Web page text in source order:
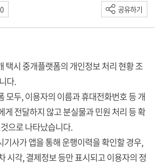
0 공유하기
택시 중개플랫폼의 개인정보 처리 현황 조
다.
모두, 이용자의 이름과 휴대전화번호 등 개
게 전달하지 않고 분실물과 민원 처리 등 확
으로 나타났습니다.
기사가 앱을 통해 운행이력을 확인할 경우,
시각, 결제정보 등만 표시되고 이용자의 정